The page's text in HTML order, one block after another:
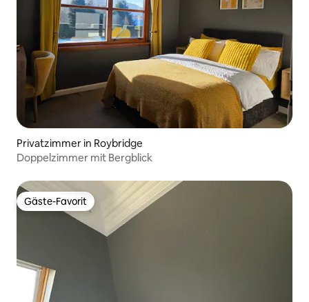
Privatzimmer in Roybridge
Doppelzimmer mit Bergblick
Gäste-Favorit
Gäste-Favorit